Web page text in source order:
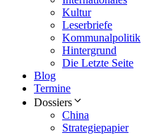
Kultur
Leserbriefe
Kommunalpolitik
Hintergrund
Die Letzte Seite
Blog
Termine
Dossiers
China
Strategiepapier